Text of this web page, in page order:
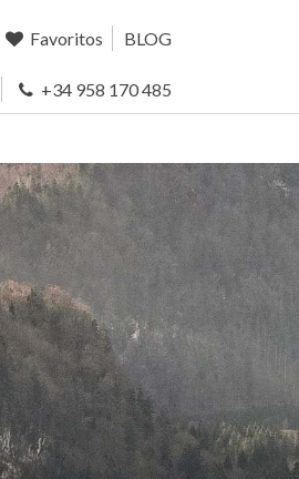
Favoritos BLOG
+34 958 170 485